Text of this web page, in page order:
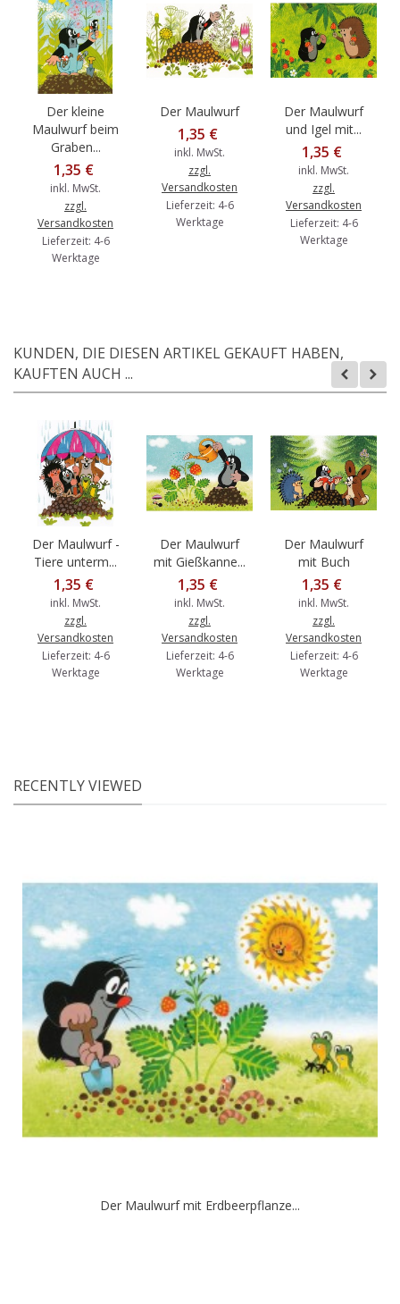
Der kleine
Maulwurf beim
Graben...
1,35 €
inkl. MwSt.
zzgl.
Versandkosten
Lieferzeit: 4-6
Werktage
Der Maulwurf
1,35 €
inkl. MwSt.
zzgl.
Versandkosten
Lieferzeit: 4-6
Werktage
Der Maulwurf
und Igel mit...
1,35 €
inkl. MwSt.
zzgl.
Versandkosten
Lieferzeit: 4-6
Werktage
KUNDEN, DIE DIESEN ARTIKEL GEKAUFT HABEN,
KAUFTEN AUCH ...
Der Maulwurf -
Tiere unterm...
1,35 €
inkl. MwSt.
zzgl.
Versandkosten
Lieferzeit: 4-6
Werktage
Der Maulwurf
mit Gießkanne...
1,35 €
inkl. MwSt.
zzgl.
Versandkosten
Lieferzeit: 4-6
Werktage
Der Maulwurf
mit Buch
1,35 €
inkl. MwSt.
zzgl.
Versandkosten
Lieferzeit: 4-6
Werktage
RECENTLY VIEWED
Der Maulwurf mit Erdbeerpflanze...